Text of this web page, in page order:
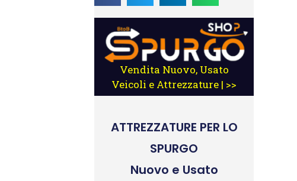
Vendita Nuovo, Usato
Veicoli e Attrezzature | >>
ATTREZZATURE PER LO
SPURGO
Nuovo e Usato